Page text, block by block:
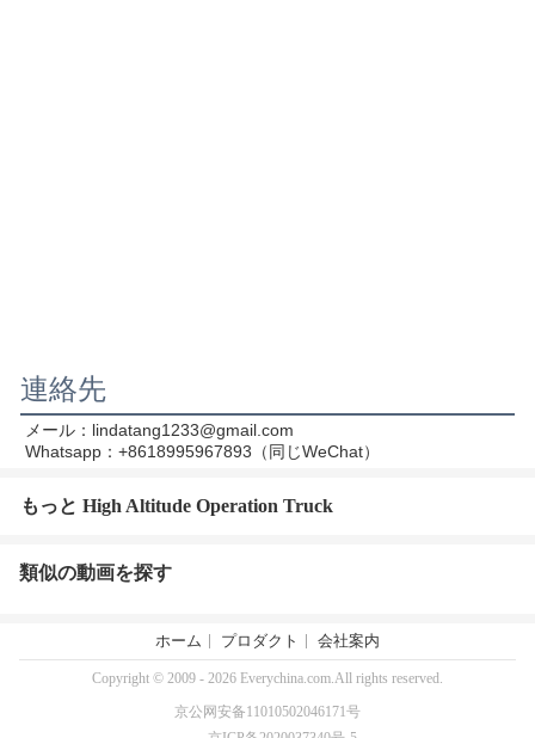
連絡先
メール：lindatang1233@gmail.com
Whatsapp：+8618995967893（同じWeChat）
もっと High Altitude Operation Truck
類似の動画を探す
ホーム プロダクト 会社案内
Copyright © 2009 - 2026 Everychina.com.All rights reserved.
京公网安备11010502046171号